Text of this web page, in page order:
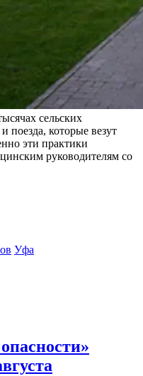
сельских
поезда, которые везут
эти практики
руководителям со
Уфа